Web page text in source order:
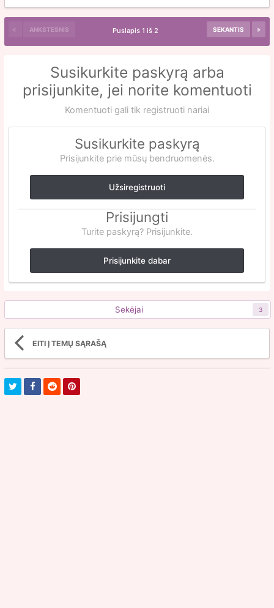
ANKSTESNIS SEKANTIS
Puslapis 1 iš 2
Susikurkite paskyrą arba
prisijunkite, jei norite komentuoti
Komentuoti gali tik registruoti nariai
Susikurkite paskyrą
Prisijunkite prie mūsų bendruomenės.
Užsiregistruoti
Prisijungti
Turite paskyrą? Prisijunkite.
Prisijunkite dabar
Sekėjai 3
EITI Į TEMŲ SĄRAŠĄ